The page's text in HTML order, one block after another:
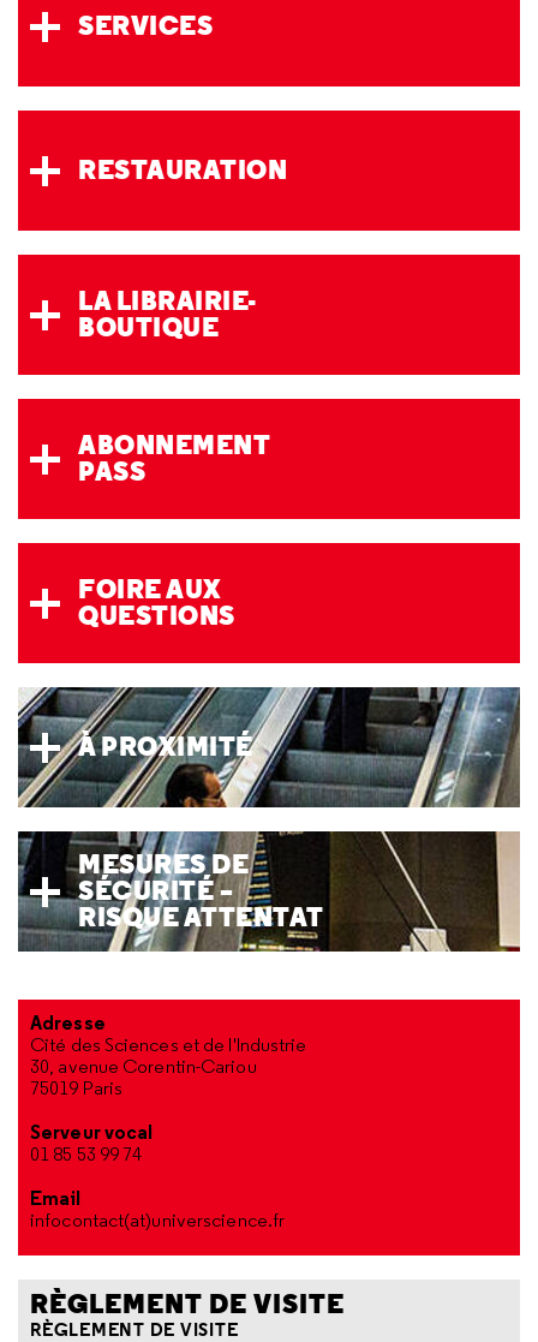
SERVICES
RESTAURATION
LA LIBRAIRIE-
BOUTIQUE
ABONNEMENT
PASS
FOIRE AUX
QUESTIONS
À PROXIMITÉ
MESURES DE
SÉCURITÉ –
RISQUE ATTENTAT
Adresse
Cité des Sciences et de l'Industrie
30, avenue Corentin-Cariou
75019 Paris
Serveur vocal
01 85 53 99 74
Email
infocontact(at)universcience.fr
RÈGLEMENT DE VISITE
RÈGLEMENT DE VISITE